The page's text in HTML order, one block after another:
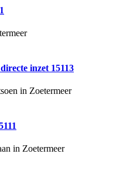
inzet 15113
in Zoetermeer
in Zoetermeer